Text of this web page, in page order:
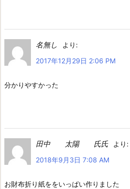
名無し
より:
2017年12月29日 2:06 PM
分かりやすかった
田中 太陽 氏氏
より:
2018年9月3日 7:08 AM
お財布折り紙ををいっぱい作りました